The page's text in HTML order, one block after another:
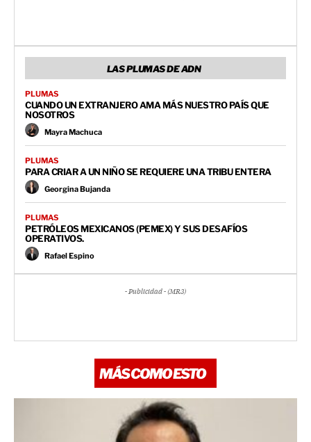
LAS PLUMAS DE ADN
PLUMAS
CUANDO UN EXTRANJERO AMA MÁS NUESTRO PAÍS QUE
NOSOTROS
Mayra Machuca
PLUMAS
PARA CRIAR A UN NIÑO SE REQUIERE UNA TRIBU ENTERA
Georgina Bujanda
PLUMAS
PETRÓLEOS MEXICANOS (PEMEX) Y SUS DESAFÍOS
OPERATIVOS.
Rafael Espino
- Publicidad - (MR3)
MÁS COMO ESTO